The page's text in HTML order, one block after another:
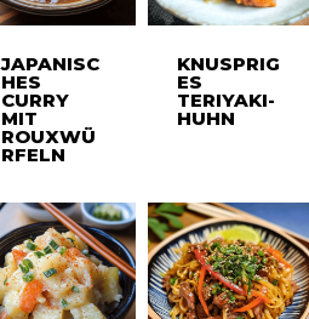
JAPANISC
HES
CURRY
MIT
ROUXWÜ
RFELN
KNUSPRIG
ES
TERIYAKI-
HUHN